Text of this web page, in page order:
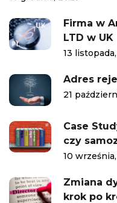
Firma w
LTD w UK
13
Adres
21
Case
czy
10
Zmiana
krok po